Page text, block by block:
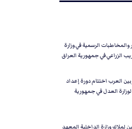
والمخاطبات الرسمية في وزارة
الزراعي في جمهورية العراق
العرب اختتام دورة إعداد
العدل في جمهورية
لملاك وزارة الداخلية المعهد